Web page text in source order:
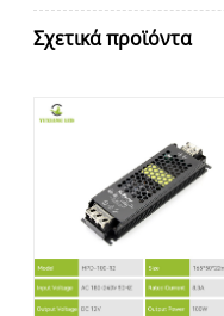
Σχετικά προϊόντα